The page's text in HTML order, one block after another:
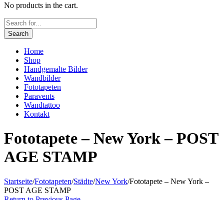
No products in the cart.
Search
Home
Shop
Handgemalte Bilder
Wandbilder
Fototapeten
Paravents
Wandtattoo
Kontakt
Fototapete – New York – POST
AGE STAMP
Startseite/Fototapeten/Städte/New York/Fototapete – New York –
POST AGE STAMP